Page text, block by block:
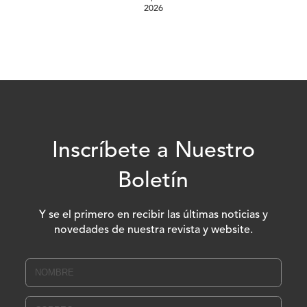
2026
Inscríbete a Nuestro
Boletín
Y se el primero en recibir las últimas noticias y
novedades de nuestra revista y website.